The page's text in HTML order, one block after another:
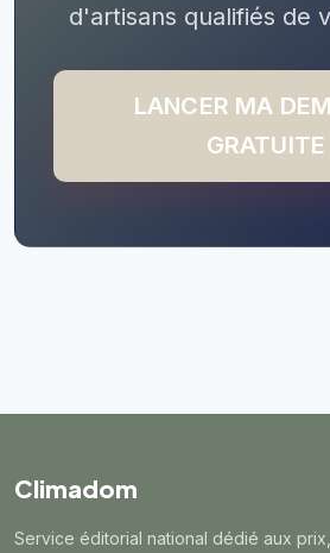
d'artisans qualifiés de
LANCER MA
GRATUITE
Climadom
Service éditorial national dédié aux